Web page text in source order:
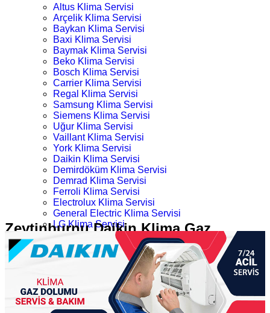
Altus Klima Servisi
Arçelik Klima Servisi
Baykan Klima Servisi
Baxi Klima Servisi
Baymak Klima Servisi
Beko Klima Servisi
Bosch Klima Servisi
Carrier Klima Servisi
Regal Klima Servisi
Samsung Klima Servisi
Siemens Klima Servisi
Uğur Klima Servisi
Vaillant Klima Servisi
York Klima Servisi
Daikin Klima Servisi
Demirdöküm Klima Servisi
Demrad Klima Servisi
Ferroli Klima Servisi
Electrolux Klima Servisi
General Electric Klima Servisi
LG Klima Servisi
Midea Klima Servisi
Mitsubishi Klima Servisi
Profilo Klima Servisi
Zeytinburnu Daikin Klima Gaz
Dolumu
Kategoriler
Zeytinburnu Daikin Klima Gaz Dolumu